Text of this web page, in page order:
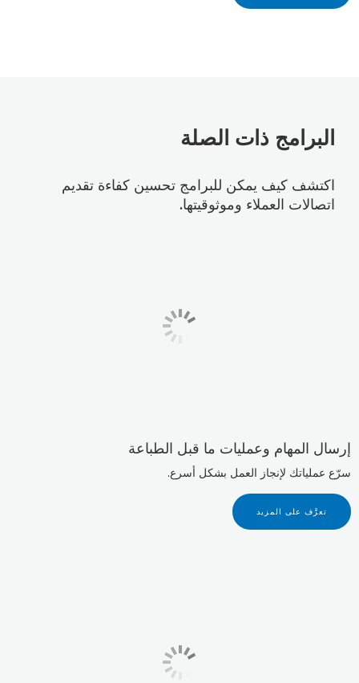
البرامج ذات الصلة
اكتشف كيف يمكن للبرامج تحسين كفاءة تقديم
اتصالات العملاء وموثوقيتها.
إرسال المهام وعمليات ما قبل الطباعة
سرّع عملياتك لإنجاز العمل بشكل أسرع.
تعرَّف على المزيد